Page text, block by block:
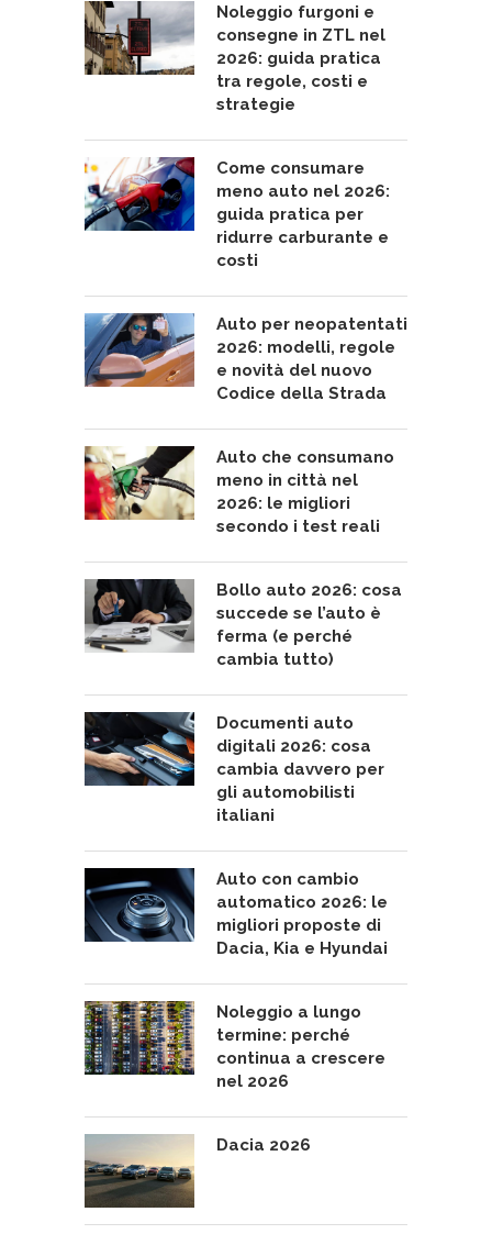
Noleggio furgoni e
consegne in ZTL nel
2026: guida pratica
tra regole, costi e
strategie
Come consumare
meno auto nel 2026:
guida pratica per
ridurre carburante e
costi
Auto per neopatentati
2026: modelli, regole
e novità del nuovo
Codice della Strada
Auto che consumano
meno in città nel
2026: le migliori
secondo i test reali
Bollo auto 2026: cosa
succede se l’auto è
ferma (e perché
cambia tutto)
Documenti auto
digitali 2026: cosa
cambia davvero per
gli automobilisti
italiani
Auto con cambio
automatico 2026: le
migliori proposte di
Dacia, Kia e Hyundai
Noleggio a lungo
termine: perché
continua a crescere
nel 2026
Dacia 2026